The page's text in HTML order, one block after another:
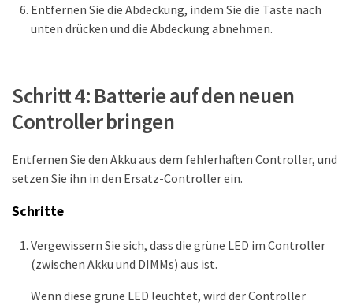
Entfernen Sie die Abdeckung, indem Sie die Taste nach
unten drücken und die Abdeckung abnehmen.
Schritt 4: Batterie auf den neuen
Controller bringen
Entfernen Sie den Akku aus dem fehlerhaften Controller, und
setzen Sie ihn in den Ersatz-Controller ein.
Schritte
Vergewissern Sie sich, dass die grüne LED im Controller
(zwischen Akku und DIMMs) aus ist.
Wenn diese grüne LED leuchtet, wird der Controller